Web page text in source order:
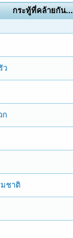
กระทู้ที่คล้ายกัน...
ว
ก
มชาติ